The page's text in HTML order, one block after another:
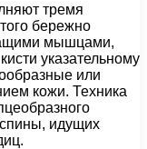
тремя
бережно
мышцами,
указательному
или
кожи. Техника
идущих